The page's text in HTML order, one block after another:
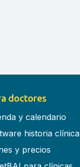
doctores
y calendario
historia clínica
y precios